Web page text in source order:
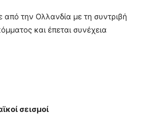
από την Ολλανδία με τη συντριβή
και έπεται συνέχεια
σεισμοί